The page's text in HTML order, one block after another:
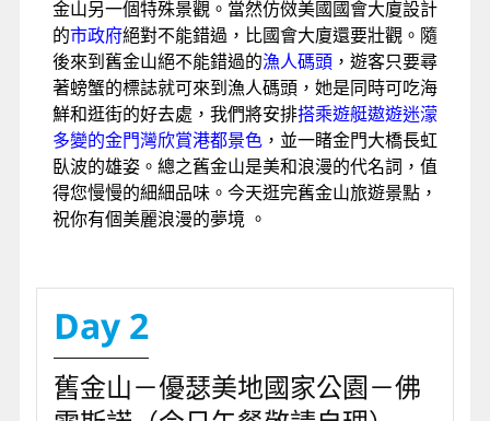
桃園機場第二航廈搭乘長榮客機飛往浪漫之都～舊
金山。
舊金山是個如詩如夢的美麗城市，由４０幾個小丘
陵組成，狀似一隻大螃蟹，雙鰲合起來就是那座世
界知名的金門大橋，身體正是美麗的舊金山灣，還
有如童話般的維多利亞式的建築。
今天將是美的視覺享受，象徵美國的宣傳圖片，東
２７０公尺的山丘，晴天時她可是眺望舊金山最適
合的場所。而
覽會留存下來，是羅馬式的建築物，其旁的人工
湖，湖邊白天鵝、水鴨、鴛鴦共譜一曲和諧的交響